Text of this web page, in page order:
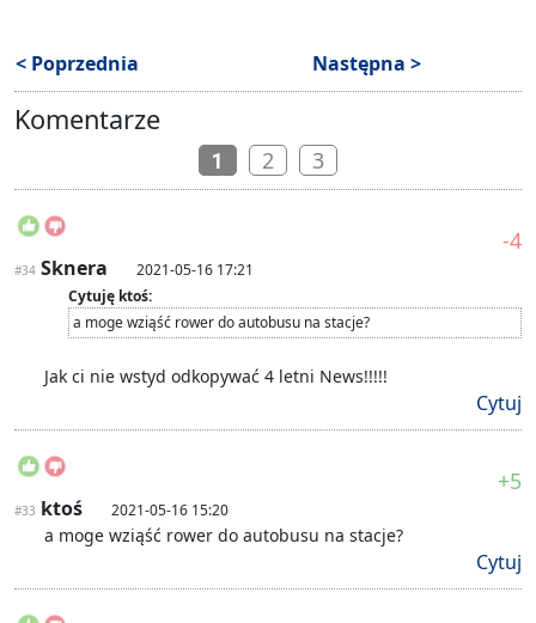
< Poprzednia Następna >
Komentarze
1 2 3
-4
#34 Sknera
2021-05-16 17:21
Cytuję ktoś:
a moge wziąść rower do autobusu na stacje?
Jak ci nie wstyd odkopywać 4 letni News!!!!!
Cytuj
+5
#33 ktoś 2021-05-16 15:20
a moge wziąść rower do autobusu na stacje?
Cytuj